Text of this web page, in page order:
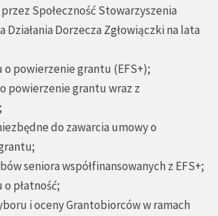
Społeczność Stowarzyszenia
Działania Dorzecza Zgłowiączki na lata
o powierzenie grantu (EFS+);
powierzenie grantu wraz z
do zawarcia umowy o
seniora współfinansowanych z EFS+;
płatność;
i oceny Grantobiorców w ramach